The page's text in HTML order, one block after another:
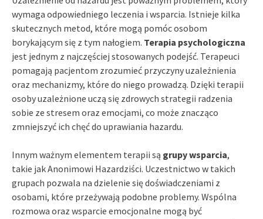
wymaga odpowiedniego leczenia i wsparcia. Istnieje kilka
skutecznych metod, które mogą pomóc osobom
borykającym się z tym nałogiem. Terapia psychologiczna
jest jednym z najczęściej stosowanych podejść. Terapeuci
pomagają pacjentom zrozumieć przyczyny uzależnienia
oraz mechanizmy, które do niego prowadzą. Dzięki terapii
osoby uzależnione uczą się zdrowych strategii radzenia
sobie ze stresem oraz emocjami, co może znacząco
zmniejszyć ich chęć do uprawiania hazardu.
Innym ważnym elementem terapii są grupy wsparcia,
takie jak Anonimowi Hazardziści. Uczestnictwo w takich
grupach pozwala na dzielenie się doświadczeniami z
osobami, które przeżywają podobne problemy. Wspólna
rozmowa oraz wsparcie emocjonalne mogą być